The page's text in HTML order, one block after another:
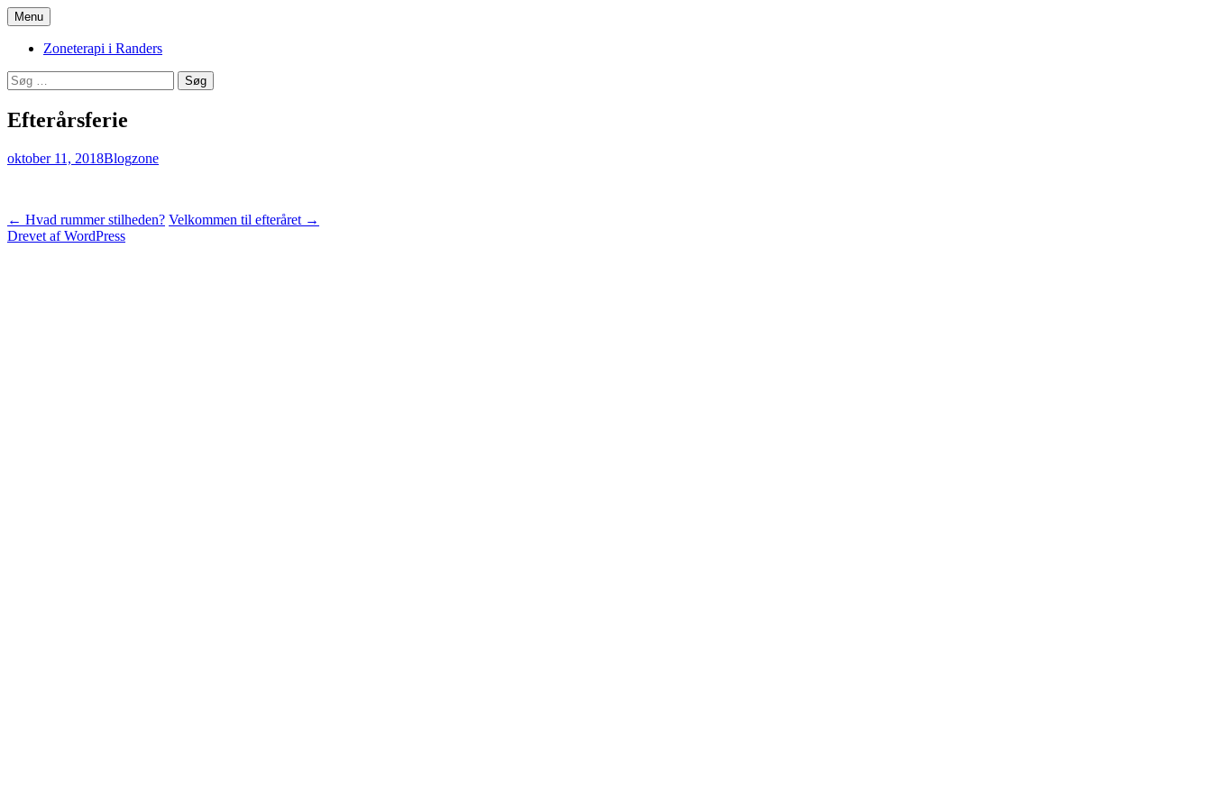
Hop
til
indhold
Stinas Zoneterapi
Menu
Zoneterapi i Randers
Søg
efter:
Efterårsferie
oktober 11, 2018Blogzone
Indlægsnavigation
← Hvad rummer stilheden? Velkommen til efteråret →
Drevet af WordPress